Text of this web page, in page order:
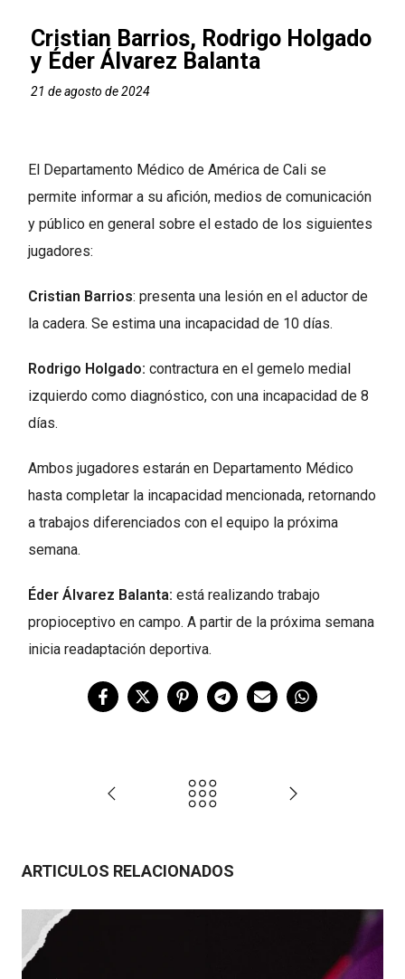
Cristian Barrios, Rodrigo Holgado
y Éder Álvarez Balanta
21 de agosto de 2024
El Departamento Médico de América de Cali se
permite informar a su afición, medios de comunicación
y público en general sobre el estado de los siguientes
jugadores:
Cristian Barrios: presenta una lesión en el aductor de
la cadera. Se estima una incapacidad de 10 días.
Rodrigo Holgado: contractura en el gemelo medial
izquierdo como diagnóstico, con una incapacidad de 8
días.
Ambos jugadores estarán en Departamento Médico
hasta completar la incapacidad mencionada, retornando
a trabajos diferenciados con el equipo la próxima
semana.
Éder Álvarez Balanta:está realizando trabajo
propioceptivo en campo. A partir de la próxima semana
inicia readaptación deportiva.
ARTICULOS RELACIONADOS